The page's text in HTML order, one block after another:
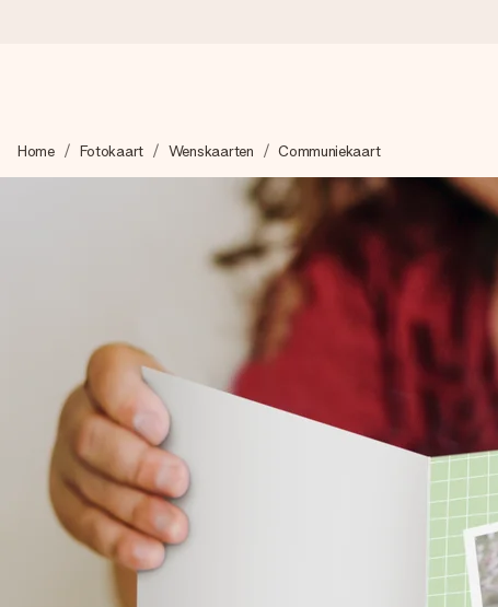
We maken jouw cadeau met zorg en zorgen dat het
4,8 (gebaseerd op +8.000 reviews)
Onze cadeaus worden gewaardeerd. Klanten beoordelen ons
Gratis wenskaartje
Je maakt in een paar stappen iets unieks – met haar naam,
Home Fotokaart Wenskaarten Communiekaart